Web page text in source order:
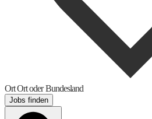
OrtOrt oder Bundesland
Jobs finden